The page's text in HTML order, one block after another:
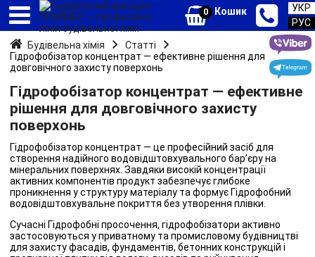
0 Кошик
УКР
РУС
Будівельна хімія
Статті
Гідрофобізатор концентрат — ефективне рішення для
довговічного захисту поверхонь
Гідрофобізатор концентрат — ефективне
рішення для довговічного захисту
поверхонь
Гідрофобізатор концентрат — це професійний засіб для
створення надійного водовідштовхувального бар’єру на
мінеральних поверхнях. Завдяки високій концентрації
активних компонентів продукт забезпечує глибоке
проникнення у структуру матеріалу та формує Гідрофобний
водовідштовхувальне покриття без утворення плівки.
Сучасні Гідрофобні просочення, гідрофобізатори активно
застосовуються у приватному та промисловому будівництві
для захисту фасадів, фундаментів, бетонних конструкцій і